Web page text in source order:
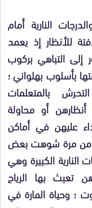
النارية أمام
للأنظار إذ يعمد
التباهي بركوب
بأسلوب بهلواني ؛
بالمتعلمات
أو محاولة
عليهن في أماكن
من مرة شوهت بعض
الكبيرة وهي
تعبث بها الرياح
؛ وحياة المارة في